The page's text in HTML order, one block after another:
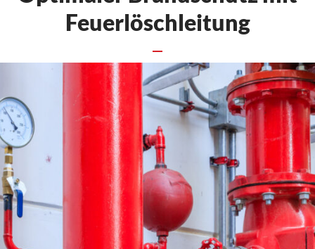
Feuerlöschleitung